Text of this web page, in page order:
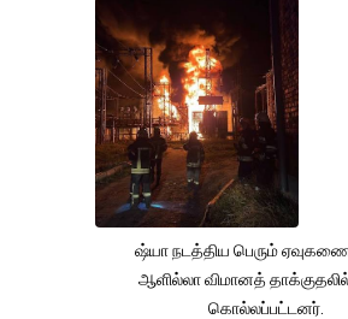
ஷ்யா நடத்திய பெரும்
ஆளில்லா விமானத்
கொல்லப்பட்டனர்.